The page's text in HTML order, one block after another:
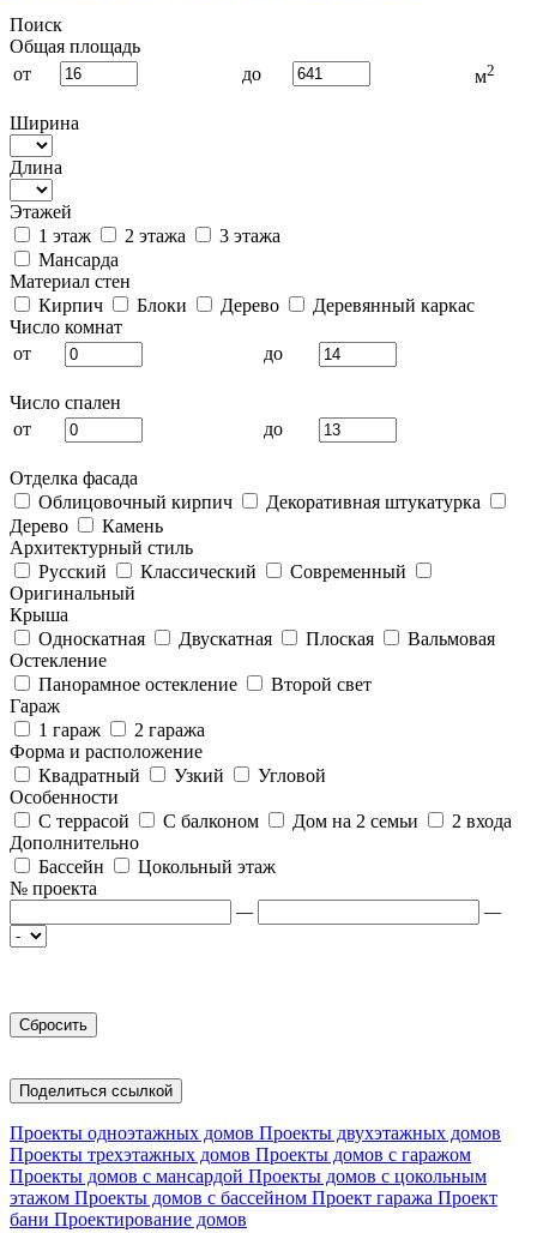
Поиск
Общая площадь
от
до м2
Ширина
Длина
Этажей
1 этаж
2 этажа
3 этажа
Мансарда
Материал стен
Кирпич
Блоки Дерево
Деревянный каркас
Число комнат
от
до
Число спален
от
до
Отделка фасада
Облицовочный кирпич
Декоративная штукатурка
Дерево
Камень
Архитектурный стиль
Русский
Классический
Современный
Оригинальный
Крыша
Односкатная
Двускатная Плоская
Вальмовая
Остекление
Панорамное остекление
Второй свет
Гараж
1 гараж
2 гаража
Форма и расположение
Квадратный
Узкий
Угловой
Особенности
С террасой
С балконом Дом на 2 семьи
2 входа
Дополнительно
Бассейн
Цокольный этаж
№ проекта
—
—
Поделиться ссылкой
Проекты одноэтажных домов Проекты двухэтажных домов
Проекты трехэтажных домов Проекты домов с гаражом
Проекты домов с мансардой Проекты домов с цокольным
этажом Проекты домов с бассейном Проект гаража Проект
бани Проектирование домов